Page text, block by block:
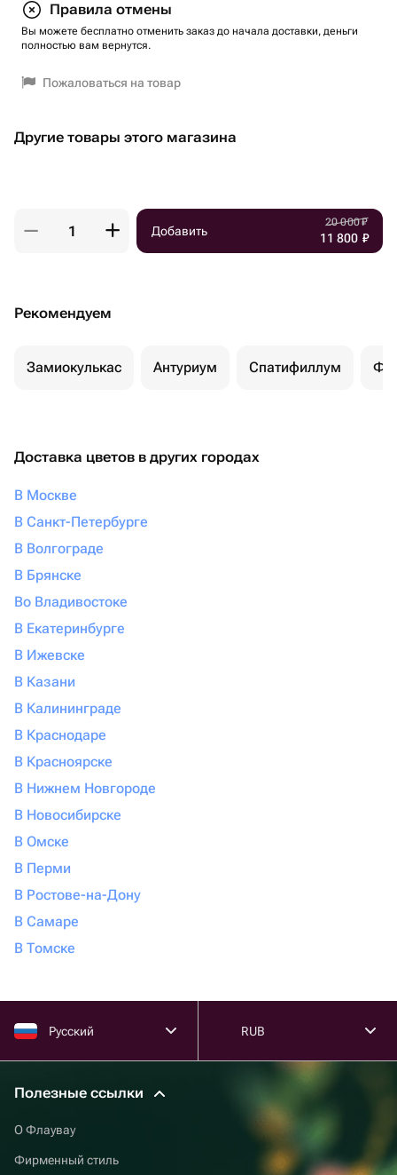
Правила отмены
Вы можете бесплатно отменить заказ до начала доставки, деньги
полностью вам вернутся.
Пожаловаться на товар
Другие товары этого магазина
Добавить
20 000₽
11 800 ₽
Рекомендуем
Замиокулькас Антуриум Спатифиллум
Доставка цветов в других городах
В Москве
В Санкт-Петербурге
В Волгограде
В Брянске
Во Владивостоке
В Екатеринбурге
В Ижевске
В Казани
В Калининграде
В Краснодаре
В Красноярске
В Нижнем Новгороде
В Новосибирске
В Омске
В Перми
В Ростове-на-Дону
В Самаре
В Томске
Русский RUB
Полезные ссылки
О Флаувау
Фирменный стиль